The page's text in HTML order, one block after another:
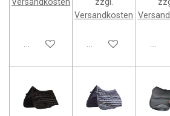
In den Warenkorb
Versandkosten
In den Warenkorb
In